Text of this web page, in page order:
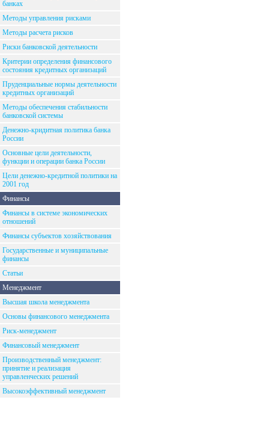
банках
Методы управления рисками
Методы расчета рисков
Риски банковской деятельности
Критерии определения финансового
состояния кредитных организаций
Пруденциальные нормы деятельности
кредитных организаций
Методы обеспечения стабильности
банковской системы
Денежно-кридитная политика банка
России
Основные цели деятельности,
функции и операции банка России
Цели денежно-кредитной политики на
2001 год
Финансы
Финансы в системе экономических
отношений
Финансы субъектов хозяйствования
Государственные и муниципальные
финансы
Статьи
Менеджмент
Высшая школа менеджмента
Основы финансового менеджмента
Риск-менеджмент
Финансовый менеджмент
Производственный менеджмент:
принятие и реализация
управленческих решений
Высокоэффективный менеджмент